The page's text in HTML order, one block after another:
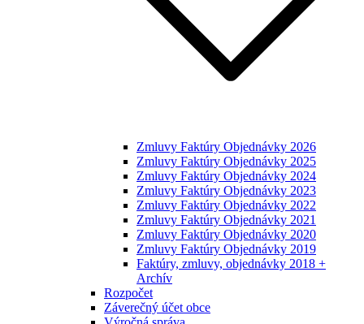
Zmluvy Faktúry Objednávky 2026
Zmluvy Faktúry Objednávky 2025
Zmluvy Faktúry Objednávky 2024
Zmluvy Faktúry Objednávky 2023
Zmluvy Faktúry Objednávky 2022
Zmluvy Faktúry Objednávky 2021
Zmluvy Faktúry Objednávky 2020
Zmluvy Faktúry Objednávky 2019
Faktúry, zmluvy, objednávky 2018 +
Archív
Rozpočet
Záverečný účet obce